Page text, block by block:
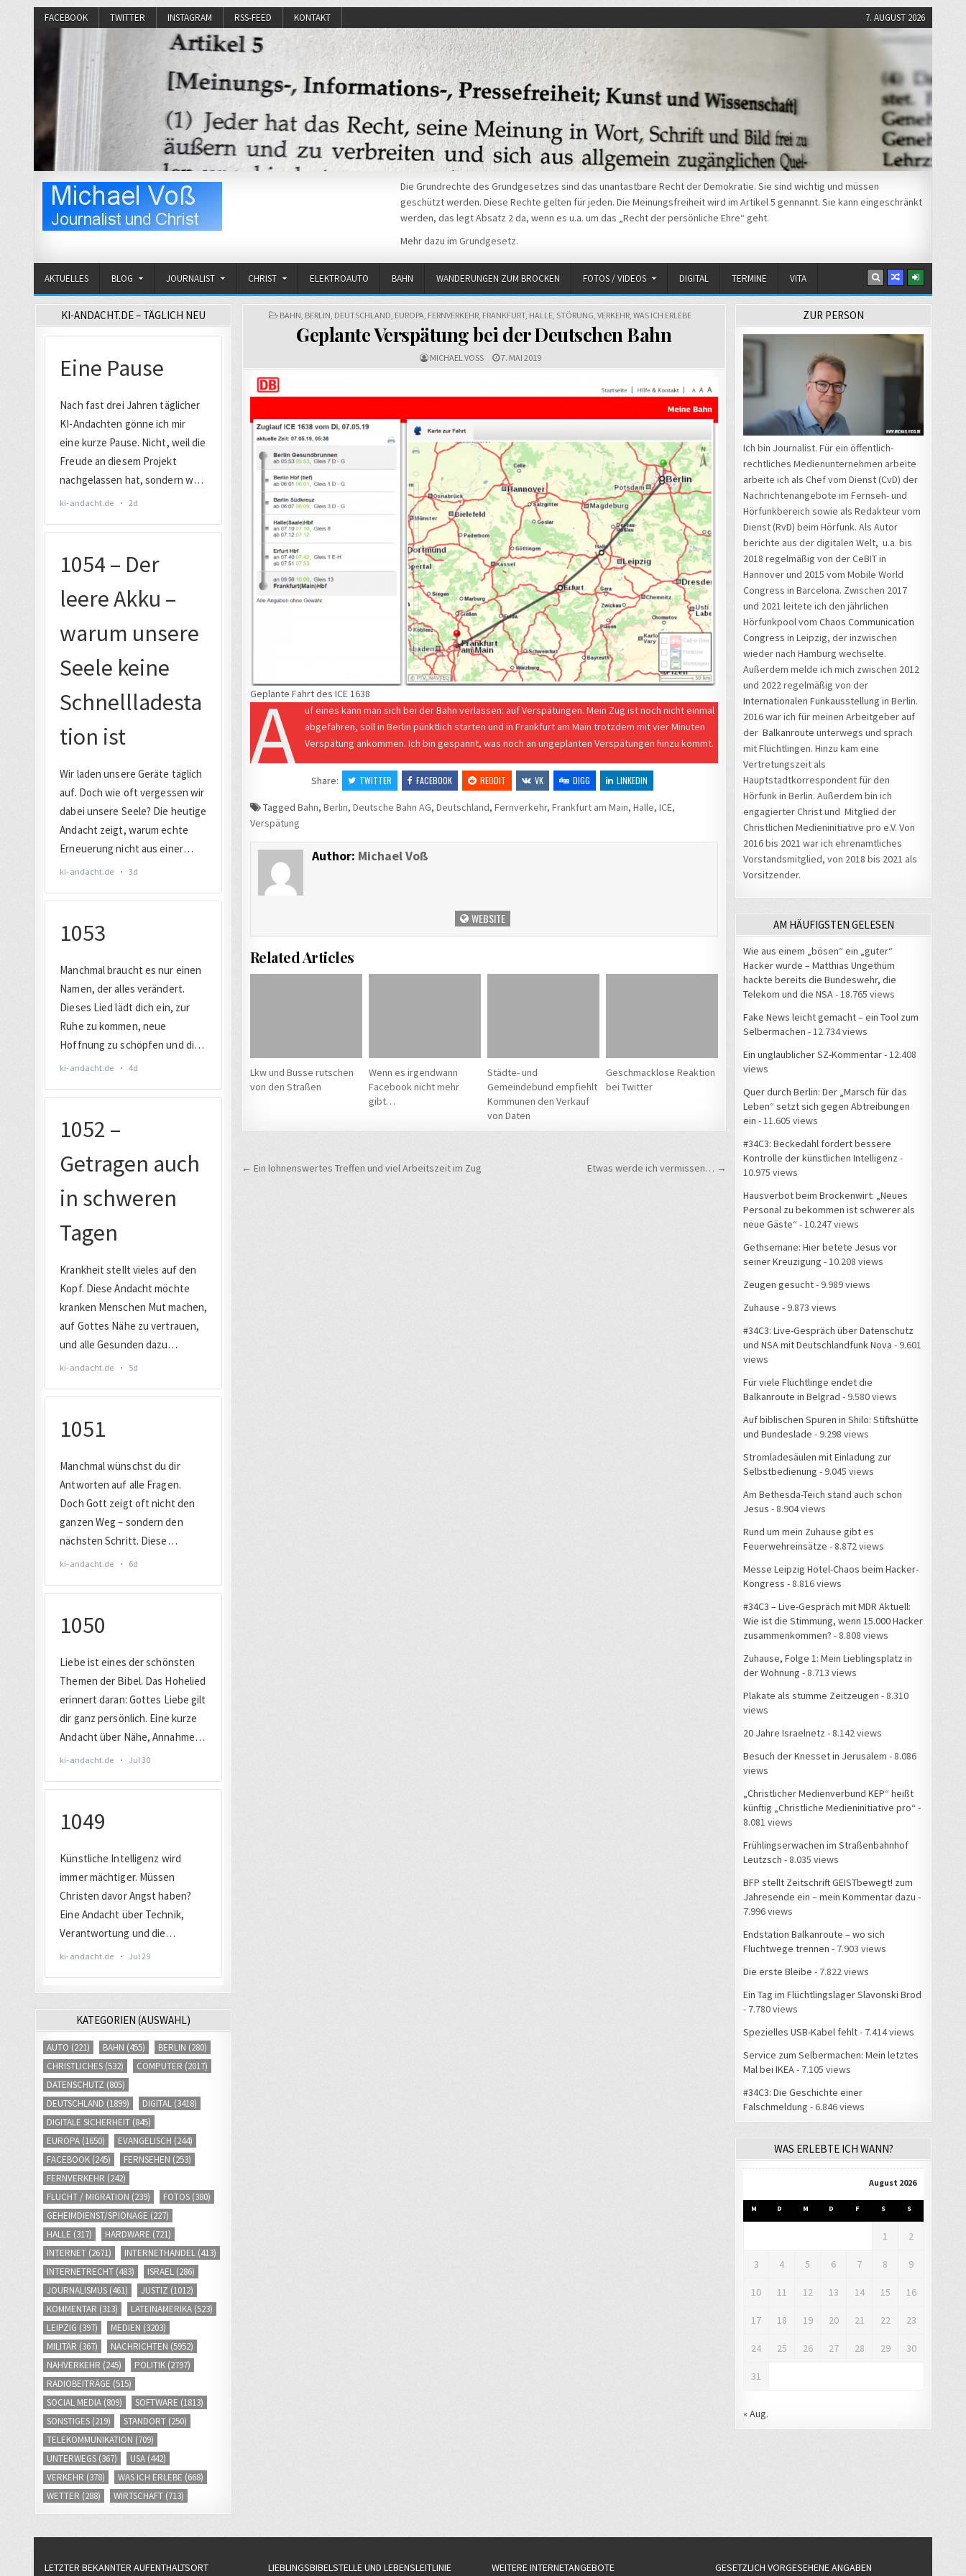
FACEBOOK TWITTER INSTAGRAM RSS-FEED KONTAKT 7. AUGUST 2026
Die Grundrechte des Grundgesetzes sind das unantastbare Recht der Demokratie. Sie sind wichtig und müssen
geschützt werden. Diese Rechte gelten für jeden. Die Meinungsfreiheit wird im Artikel 5 gennannt. Sie kann eingeschränkt
werden, das legt Absatz 2 da, wenn es u.a. um das „Recht der persönliche Ehre“ geht.
Mehr dazu im Grundgesetz.
AKTUELLES BLOG JOURNALIST CHRIST ELEKTROAUTO BAHN WANDERUNGEN ZUM BROCKEN FOTOS / VIDEOS DIGITAL TERMINE VITA
POSTED
BAHN BERLIN DEUTSCHLAND EUROPA FERNVERKEHR FRANKFURT, HALLE STÖRUNG ,VERKEHR ,WAS ICH ERLEBE
Geplante Verspätung bei der Deutschen Bahn
MICHAEL VOSS 7. MAI 2019
Geplante Fahrt des ICE 1638
A
uf eines kann man sich bei der Bahn verlassen: auf Verspätungen. Mein Zug ist noch nicht einmal
abgefahren, soll in Berlin pünktlich starten und in Frankfurt am Main trotzdem mit vier Minuten
Verspätung ankommen. Ich bin gespannt, was noch an ungeplanten Verspätungen hinzu kommt.
Share: TWITTER FACEBOOK REDDIT VK DIGG LINKEDIN
Tagged Bahn, Berlin, Deutsche Bahn AG, Deutschland, Fernverkehr, Frankfurt am Main, Halle, ICE,
Verspätung
Author: Michael Voß
WEBSITE
Related Articles
Lkw und Busse rutschen
von den Straßen
Wenn es irgendwann
Facebook nicht mehr
gibt…
Städte- und
Gemeindebund empfiehlt
Kommunen den Verkauf
von Daten
Geschmacklose Reaktion
bei Twitter
Beitragsnavigation Etwas werde ich vermissen… →
← Ein lohnenswertes Treffen und viel Arbeitszeit im Zug
KI-ANDACHT.DE – TÄGLICH NEU
KATEGORIEN (AUSWAHL)
AUTO (221) BAHN (455) BERLIN (280)
CHRISTLICHES (532) COMPUTER (2017)
DATENSCHUTZ (805)
DEUTSCHLAND (1899) DIGITAL (3418)
DIGITALE SICHERHEIT (845)
EUROPA (1650) EVANGELISCH (244)
FACEBOOK (245) FERNSEHEN (253)
FERNVERKEHR (242)
FLUCHT / MIGRATION (239) FOTOS (380)
GEHEIMDIENST/SPIONAGE (227)
HALLE (317) HARDWARE (721)
INTERNET (2671) INTERNETHANDEL (413)
INTERNETRECHT (483) ISRAEL (286)
JOURNALISMUS (461) JUSTIZ (1012)
KOMMENTAR (313) LATEINAMERIKA (523)
LEIPZIG (397) MEDIEN (3203)
MILITÄR (367) NACHRICHTEN (5952)
NAHVERKEHR (245) POLITIK (2797)
RADIOBEITRÄGE (515)
SOCIAL MEDIA (809) SOFTWARE (1813)
SONSTIGES (219) STANDORT (250)
TELEKOMMUNIKATION (709)
UNTERWEGS (367) USA (442)
VERKEHR (378) WAS ICH ERLEBE (668)
WETTER (288) WIRTSCHAFT (713)
ZUR PERSON
Ich bin Journalist. Für ein öffentlich-
rechtliches Medienunternehmen arbeite
arbeite ich als Chef vom Dienst (CvD) der
Nachrichtenangebote im Fernseh- und
Hörfunkbereich sowie als Redakteur vom
Dienst (RvD) beim Hörfunk. Als Autor
berichte aus der digitalen Welt, u.a. bis
2018 regelmäßig von der CeBIT in
Hannover und 2015 vom Mobile World
Congress in Barcelona. Zwischen 2017
und 2021 leitete ich den jährlichen
Hörfunkpool vom Chaos Communication
Congress in Leipzig, der inzwischen
wieder nach Hamburg wechselte.
Außerdem melde ich mich zwischen 2012
und 2022 regelmäßig von der
Internationalen Funkausstellung in Berlin.
2016 war ich für meinen Arbeitgeber auf
der Balkanroute unterwegs und sprach
mit Flüchtlingen. Hinzu kam eine
Vertretungszeit als
Hauptstadtkorrespondent für den
Hörfunk in Berlin. Außerdem bin ich
engagierter Christ und Mitglied der
Christlichen Medieninitiative pro e.V. Von
2016 bis 2021 war ich ehrenamtliches
Vorstandsmitglied, von 2018 bis 2021 als
Vorsitzender.
AM HÄUFIGSTEN GELESEN
Wie aus einem „bösen“ ein „guter“
Hacker wurde – Matthias Ungethüm
hackte bereits die Bundeswehr, die
Telekom und die NSA - 18.765 views
Fake News leicht gemacht – ein Tool zum
Selbermachen - 12.734 views
Ein unglaublicher SZ-Kommentar- 12.408
views
Quer durch Berlin: Der „Marsch für das
Leben“ setzt sich gegen Abtreibungen
ein - 11.605 views
#34C3: Beckedahl fordert bessere
Kontrolle der künstlichen Intelligenz -
10.975 views
Hausverbot beim Brockenwirt: „Neues
Personal zu bekommen ist schwerer als
neue Gäste“ - 10.247 views
Gethsemane: Hier betete Jesus vor
seiner Kreuzigung - 10.208 views
Zeugen gesucht- 9.989 views
Zuhause - 9.873 views
#34C3: Live-Gespräch über Datenschutz
und NSA mit Deutschlandfunk Nova - 9.601
views
Für viele Flüchtlinge endet die
Balkanroute in Belgrad - 9.580 views
Auf biblischen Spuren in Shilo: Stiftshütte
und Bundeslade - 9.298 views
Stromladesäulen mit Einladung zur
Selbstbedienung - 9.045 views
Am Bethesda-Teich stand auch schon
Jesus - 8.904 views
Rund um mein Zuhause gibt es
Feuerwehreinsätze - 8.872 views
Messe Leipzig Hotel-Chaos beim Hacker-
Kongress - 8.816 views
#34C3 – Live-Gespräch mit MDR Aktuell:
Wie ist die Stimmung, wenn 15.000 Hacker
zusammenkommen? - 8.808 views
Zuhause, Folge 1: Mein Lieblingsplatz in
der Wohnung - 8.713 views
Plakate als stumme Zeitzeugen - 8.310
views
20 Jahre Israelnetz - 8.142 views
Besuch der Knesset in Jerusalem - 8.086
views
„Christlicher Medienverbund KEP“ heißt
künftig „Christliche Medieninitiative pro“ -
8.081 views
Frühlingserwachen im Straßenbahnhof
Leutzsch - 8.035 views
BFP stellt Zeitschrift GEISTbewegt! zum
Jahresende ein – mein Kommentar dazu -
7.996 views
Endstation Balkanroute – wo sich
Fluchtwege trennen - 7.903 views
Die erste Bleibe - 7.822 views
Ein Tag im Flüchtlingslager Slavonski Brod
- 7.780 views
Spezielles USB-Kabel fehlt- 7.414 views
Service zum Selbermachen: Mein letztes
Mal bei IKEA - 7.105 views
#34C3: Die Geschichte einer
Falschmeldung - 6.846 views
WAS ERLEBTE ICH WANN?
August 2026
M D M D F S S
1 2
3 4 5 6 7 8 9
10 11 12 13 14 15 16
17 18 19 20 21 22 23
24 25 26 27 28 29 30
31
« Aug.
LETZTER BEKANNTER AUFENTHALTSORT LIEBLINGSBIBELSTELLE UND LEBENSLEITLINIE WEITERE INTERNETANGEBOTE GESETZLICH VORGESEHENE ANGABEN